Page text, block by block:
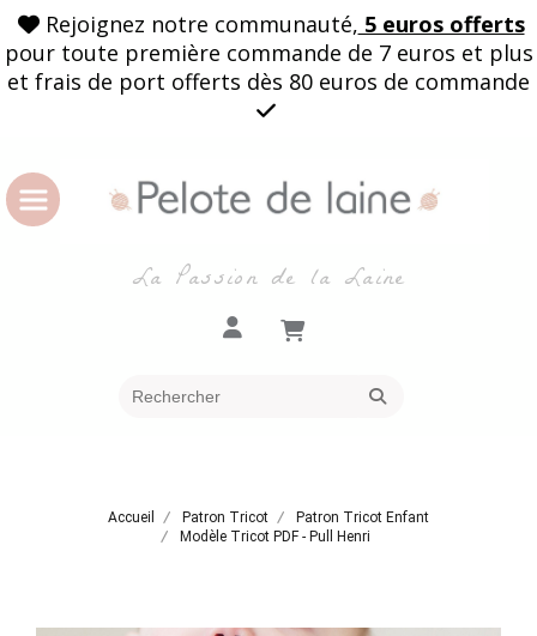
 Rejoignez notre communauté, 5 euros offerts
pour toute première commande de 7 euros et plus
et frais de port offerts dès 80 euros de commande

La Passion de la Laine
Accueil Patron Tricot
Patron Tricot Enfant
Modèle Tricot PDF - Pull Henri